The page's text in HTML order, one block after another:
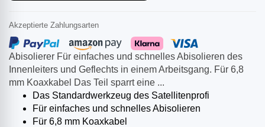
Abisolierer Für einfaches und schnelles Abisolieren des
Innenleiters und Geflechts in einem Arbeitsgang. Für 6,8
mm Koaxkabel Das Teil sparrt eine ...
Das Standardwerkzeug des Satellitenprofi
Für einfaches und schnelles Abisolieren
Für 6,8 mm Koaxkabel
Akzeptierte Zahlungsarten